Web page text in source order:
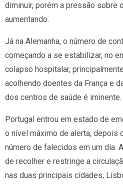
diminuir, porém a pressão sobre
aumentando.
Já na Alemanha, o número de
começando a se estabilizar, no
colapso hospitalar,
acolhendo doentes da França e
dos centros de saúde é iminente.
Portugal entrou em estado de
o nível máximo de alerta, depois
número de falecidos em um dia.
de recolher e restringe a
nas duas principais cidades,